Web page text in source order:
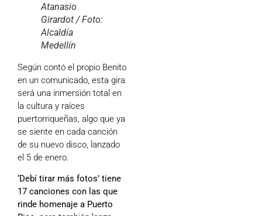
Atanasio
Girardot / Foto:
Alcaldía
Medellín
Según contó el propio Benito
en un comunicado, esta gira
será una inmersión total en
la cultura y raíces
puertorriqueñas, algo que ya
se siente en cada canción
de su nuevo disco, lanzado
el 5 de enero.
‘Debí tirar más fotos’ tiene
17 canciones con las que
rinde homenaje a Puerto